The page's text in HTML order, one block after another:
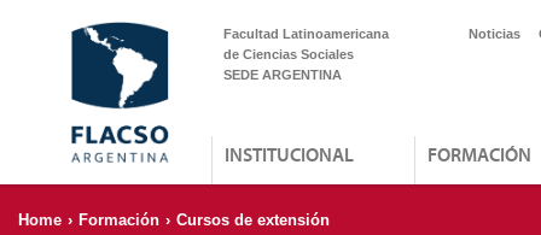
Facultad Latinoamericana
de Ciencias Sociales
SEDE ARGENTINA
Noticias
INSTITUCIONAL FORMACIÓN
Home › Formación › Cursos de extensión